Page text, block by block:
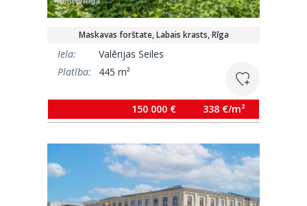
Maskavas forštate, Labais krasts, Rīga
Iela:
Valērijas Seiles
Platība:
445 m²
150 000 € 338 €/m²